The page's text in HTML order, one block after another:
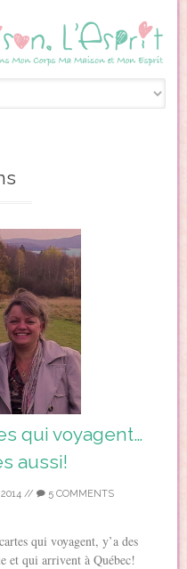
qui voyagent…
aussi!
// 5 COMMENTS
qui voyagent, y’a des
et qui arrivent à Québec!